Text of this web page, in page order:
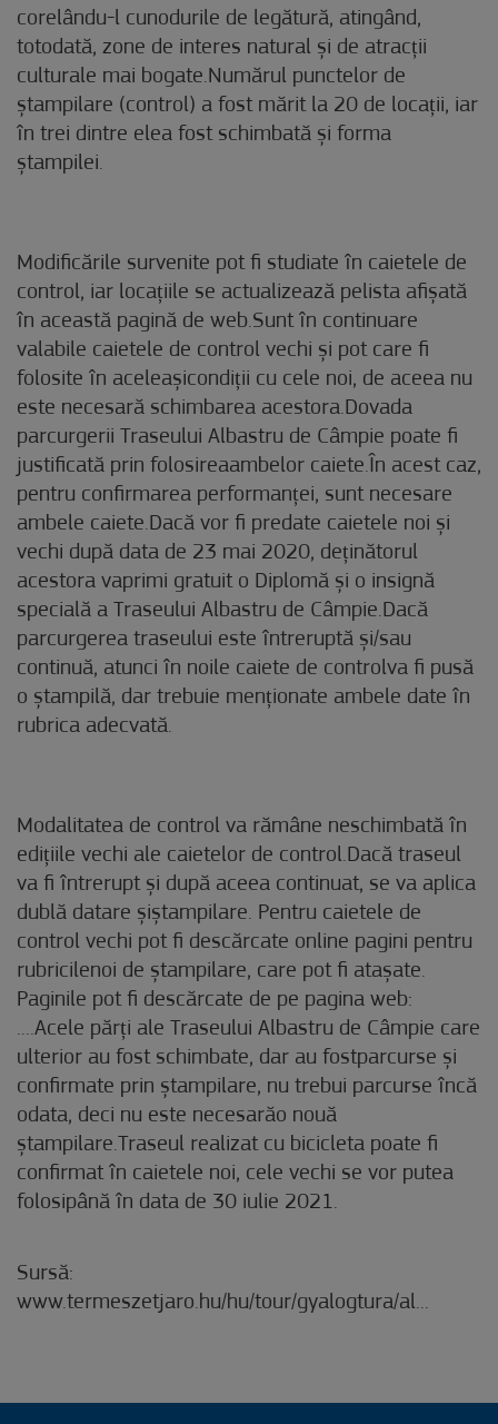
corelându-l cunodurile de legătură, atingând,
totodată, zone de interes natural și de atracții
culturale mai bogate.Numărul punctelor de
ștampilare (control) a fost mărit la 20 de locații, iar
în trei dintre elea fost schimbată și forma
ștampilei.
Modificările survenite pot fi studiate în caietele de
control, iar locațiile se actualizează pelista afișată
în această pagină de web.Sunt în continuare
valabile caietele de control vechi și pot care fi
folosite în aceleașicondiții cu cele noi, de aceea nu
este necesară schimbarea acestora.Dovada
parcurgerii Traseului Albastru de Câmpie poate fi
justificată prin folosireaambelor caiete.În acest caz,
pentru confirmarea performanței, sunt necesare
ambele caiete.Dacă vor fi predate caietele noi și
vechi după data de 23 mai 2020, deținătorul
acestora vaprimi gratuit o Diplomă și o insignă
specială a Traseului Albastru de Câmpie.Dacă
parcurgerea traseului este întreruptă și/sau
continuă, atunci în noile caiete de controlva fi pusă
o ștampilă, dar trebuie menționate ambele date în
rubrica adecvată.
Modalitatea de control va rămâne neschimbată în
edițiile vechi ale caietelor de control.Dacă traseul
va fi întrerupt și după aceea continuat, se va aplica
dublă datare șiștampilare. Pentru caietele de
control vechi pot fi descărcate online pagini pentru
rubricilenoi de ștampilare, care pot fi atașate.
Paginile pot fi descărcate de pe pagina web:
....Acele părți ale Traseului Albastru de Câmpie care
ulterior au fost schimbate, dar au fostparcurse și
confirmate prin ștampilare, nu trebui parcurse încă
odata, deci nu este necesarăo nouă
ștampilare.Traseul realizat cu bicicleta poate fi
confirmat în caietele noi, cele vechi se vor putea
folosipână în data de 30 iulie 2021.
Sursă:
www.termeszetjaro.hu/hu/tour/gyalogtura/al...